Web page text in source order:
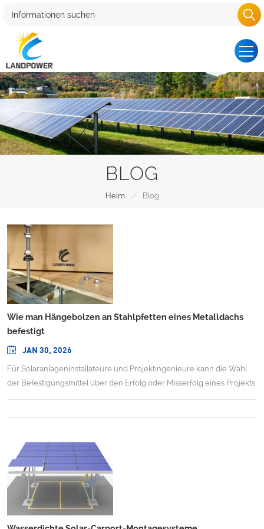
BLOG
Heim / Blog
Wie man Hängebolzen an Stahlpfetten eines Metalldachs
befestigt
JAN 30, 2026
Für Solaranlageninstallateure und Projektingenieure kann die Wahl
der Befestigungsmittel über den Erfolg oder Misserfolg eines Projekts
Photovoltaikanlagen auf gewerblichen und industriellen Dächern
grundlegend zu verändern. Dieser Blogbeitrag beleuchtet Design,
Leistung und Vorteile dieser wichtigen Komponente.Die
Kerninnovation: Eine Zwei-in-Eins-BefestigungslösungIm Kern ist die
LP-HB-S eine elegant einfache und dennoch leistungsstarke
Innovation.kombiniert auf geniale WeiseDie Funktionen einer